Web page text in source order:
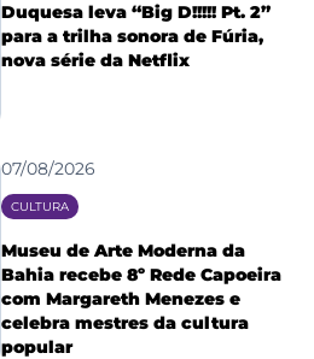
Duquesa leva “Big D!!!!! Pt. 2”
para a trilha sonora de Fúria,
nova série da Netflix
07/08/2026
CULTURA
Museu de Arte Moderna da
Bahia recebe 8º Rede Capoeira
com Margareth Menezes e
celebra mestres da cultura
popular